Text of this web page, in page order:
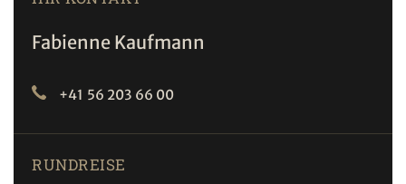
RUNDREISE
Fabienne Kaufmann
+41 56 203 66 00